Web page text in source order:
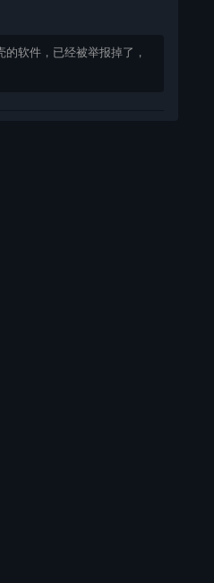
的软件，已经被举报掉了，